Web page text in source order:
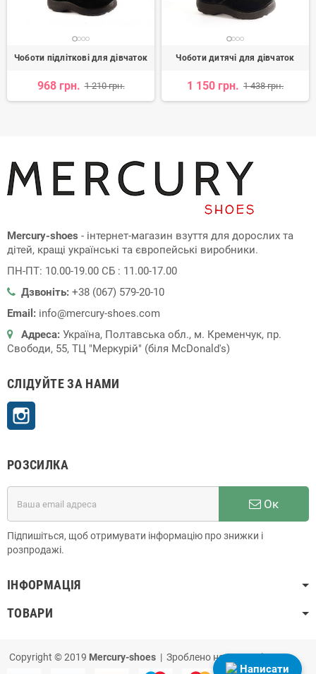
Чоботи підліткові для дівчаток
968 грн. 1 210 грн.
Чоботи дитячі для дівчаток
1 150 грн. 1 438 грн.
Mercury-shoes - інтернет-магазин взуття для дорослих та
дітей, кращі українські та європейські виробники.
ПН-ПТ: 10.00-19.00 СБ : 11.00-17.00
Дзвоніть: +38 (067) 579-20-10
Email: info@mercury-shoes.com
Адреса: Україна, Полтавська обл., м. Кременчук, пр.
Свободи, 55, ТЦ "Меркурій" (біля McDonald's)
СЛІДУЙТЕ ЗА НАМИ
РОЗСИЛКА
Ок
Підпишіться, щоб отримувати інформацію про знижки і
розпродажі.
ІНФОРМАЦІЯ
ТОВАРИ
Copyright © 2019 Mercury-shoes | Зроблено наPrestaShop
Написати